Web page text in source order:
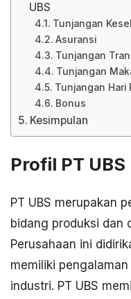
UBS
Tunjangan
Asuransi
Tunjangan
Tunjangan
Tunjangan Hari
Bonus
Kesimpulan
Profil PT UBS
PT UBS merupakan
bidang produksi dan
Perusahaan ini
memiliki
industri. PT UBS